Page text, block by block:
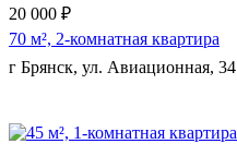
20 000 ₽
70 м², 2-комнатная квартира
г Брянск, ул. Авиационная, 34